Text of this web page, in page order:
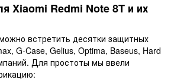
Xiaomi Redmi Note 8T и их
встретить десятки защитных
G-Case, Gelius, Optima, Baseus, Hard
Для простоты мы ввели